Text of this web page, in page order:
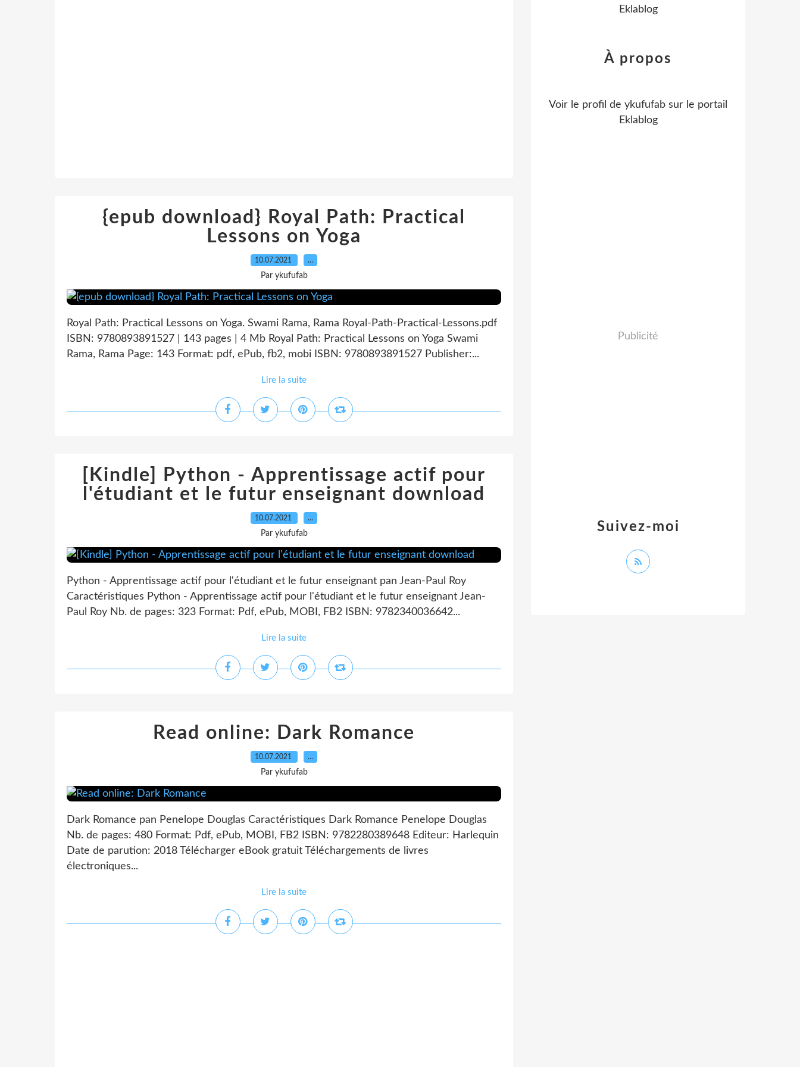
{epub download} Royal Path: Practical
Lessons on Yoga
10.07.2021 …
Par ykufufab
Royal Path: Practical Lessons on Yoga. Swami Rama, Rama Royal-Path-Practical-Lessons.pdf
ISBN: 9780893891527 | 143 pages | 4 Mb Royal Path: Practical Lessons on Yoga Swami
Rama, Rama Page: 143 Format: pdf, ePub, fb2, mobi ISBN: 9780893891527 Publisher:...
Lire la suite
[Kindle] Python - Apprentissage actif pour
l'étudiant et le futur enseignant download
10.07.2021 …
Par ykufufab
Python - Apprentissage actif pour l'étudiant et le futur enseignant pan Jean-Paul Roy
Caractéristiques Python - Apprentissage actif pour l'étudiant et le futur enseignant Jean-
Paul Roy Nb. de pages: 323 Format: Pdf, ePub, MOBI, FB2 ISBN: 9782340036642...
Lire la suite
Read online: Dark Romance
10.07.2021 …
Par ykufufab
Dark Romance pan Penelope Douglas Caractéristiques Dark Romance Penelope Douglas
Nb. de pages: 480 Format: Pdf, ePub, MOBI, FB2 ISBN: 9782280389648 Editeur: Harlequin
Date de parution: 2018 Télécharger eBook gratuit Téléchargements de livres
électroniques...
Lire la suite
Eklablog
Suivez-moi
À propos
Voir le profil de ykufufab sur le portail
Eklablog
Publicité